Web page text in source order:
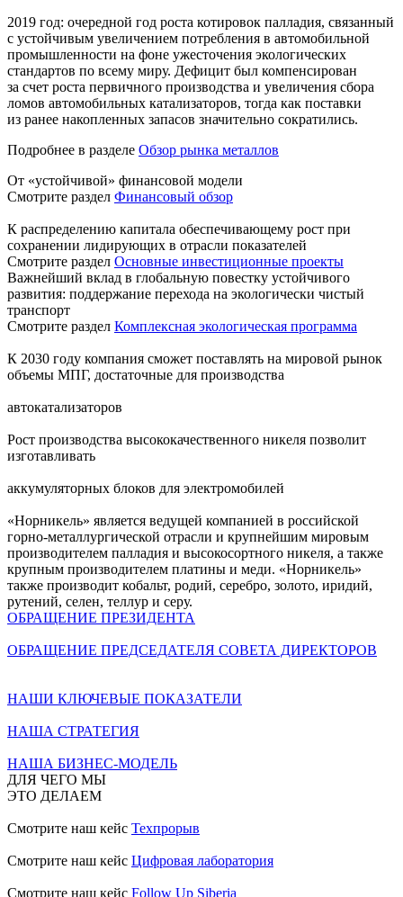
2019 год: очередной год роста котировок палладия, связанный
с устойчивым увеличением потребления в автомобильной
промышленности на фоне ужесточения экологических
стандартов по всему миру. Дефицит был компенсирован
за счет роста первичного производства и увеличения сбора
ломов автомобильных катализаторов, тогда как поставки
из ранее накопленных запасов значительно сократились.
Подробнее в разделе Обзор рынка металлов
От «устойчивой» финансовой модели
Смотрите раздел Финансовый обзор
К распределению капитала обеспечивающему рост при
сохранении лидирующих в отрасли показателей
Смотрите раздел Основные инвестиционные проекты
Важнейший вклад в глобальную повестку устойчивого
развития: поддержание перехода на экологически чистый
транспорт
Смотрите раздел Комплексная экологическая программа
К 2030 году компания сможет поставлять на мировой рынок
объемы МПГ, достаточные для производства
автокатализаторов
Рост производства высококачественного никеля позволит
изготавливать
аккумуляторных блоков для электромобилей
«Норникель» является ведущей компанией в российской
горно-металлургической отрасли и крупнейшим мировым
производителем палладия и высокосортного никеля, а также
крупным производителем платины и меди. «Норникель»
также производит кобальт, родий, серебро, золото, иридий,
рутений, селен, теллур и серу.
ОБРАЩЕНИЕ ПРЕЗИДЕНТА
ОБРАЩЕНИЕ ПРЕДСЕДАТЕЛЯ СОВЕТА ДИРЕКТОРОВ
НАШИ КЛЮЧЕВЫЕ ПОКАЗАТЕЛИ
НАША СТРАТЕГИЯ
НАША БИЗНЕС-МОДЕЛЬ
ДЛЯ ЧЕГО МЫ
ЭТО ДЕЛАЕМ
Смотрите наш кейс Техпрорыв
Смотрите наш кейс Цифровая лаборатория
Смотрите наш кейс Follow Up Siberia